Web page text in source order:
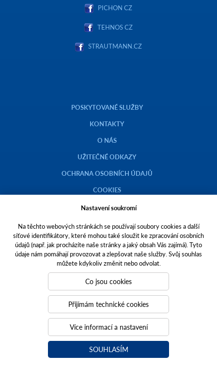
PICHON CZ
TEHNOS CZ
STRAUTMANN.CZ
POSKYTOVANÉ SLUŽBY
KONTAKTY
O NÁS
UŽITEČNÉ ODKAZY
OCHRANA OSOBNÍCH ÚDAJŮ
COOKIES
KATALOG NÁHRADNÍCH DÍLŮ NH
FOTOBANKA TECHNIKY NEW HOLLAND
ETICKÝ KODEX AGROFERT
Copyright © 2023 AGROTEC a.s.
Toto jsou internetové stránky společnosti AGROTEC a. s., se sídlem v
Hustopečích, Brněnská 74, PSČ 69301, IČO 00544957,
zapsané v OR vedeném Krajským soudem v Brně, oddíl B, vložka 138.
Společnost AGROTEC a.s. je členem koncernu AGROFERT řízeného
společností AGROFERT, a.s.,
IČO 26185610, se sídlem na adrese Pyšelská 2327/2, Chodov, 149 00
Nastavení soukromí
Na těchto webových stránkách se používají soubory cookies a další
síťové identifikátory, které mohou také sloužit ke zpracování osobních
údajů (např. jak procházíte naše stránky a jaký obsah Vás zajímá). Tyto
údaje nám pomáhají provozovat a zlepšovat naše služby. Svůj souhlas
můžete kdykoliv změnit nebo odvolat.
Co jsou cookies
Přijímám technické cookies
Více informací a nastavení
SOUHLASÍM